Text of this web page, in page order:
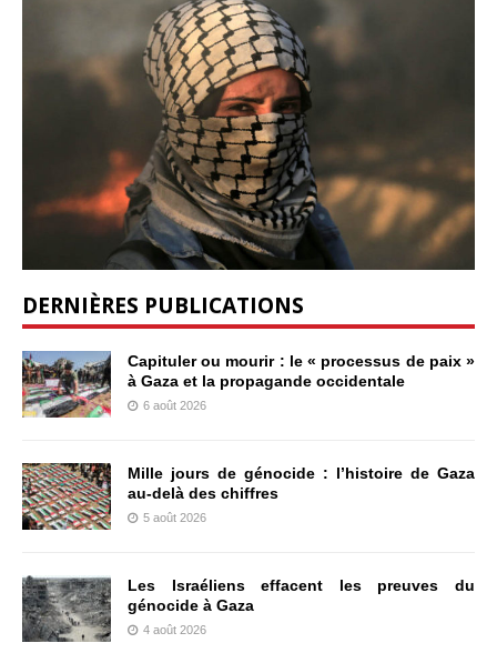
DERNIÈRES PUBLICATIONS
Capituler ou mourir : le « processus de paix »
à Gaza et la propagande occidentale
6 août 2026
Mille jours de génocide : l’histoire de Gaza
au-delà des chiffres
5 août 2026
Les Israéliens effacent les preuves du
génocide à Gaza
4 août 2026